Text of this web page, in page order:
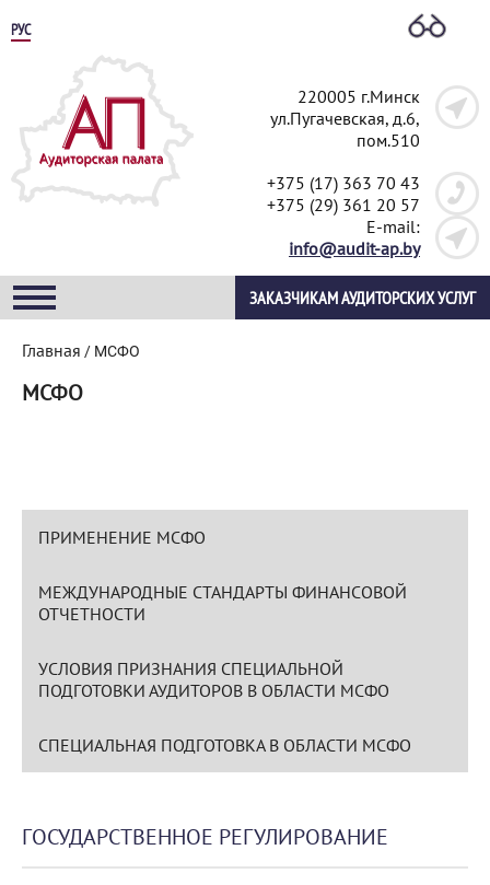
РУС
220005 г.Минск
ул.Пугачевская, д.6,
пом.510
+375 (17) 363 70 43
+375 (29) 361 20 57
E-mail:
info@audit-ap.by
ЗАКАЗЧИКАМ АУДИТОРСКИХ УСЛУГ
Главная / МСФО
МСФО
ПРИМЕНЕНИЕ МСФО
МЕЖДУНАРОДНЫЕ СТАНДАРТЫ ФИНАНСОВОЙ
ОТЧЕТНОСТИ
УСЛОВИЯ ПРИЗНАНИЯ СПЕЦИАЛЬНОЙ
ПОДГОТОВКИ АУДИТОРОВ В ОБЛАСТИ МСФО
СПЕЦИАЛЬНАЯ ПОДГОТОВКА В ОБЛАСТИ МСФО
ГОСУДАРСТВЕННОЕ РЕГУЛИРОВАНИЕ